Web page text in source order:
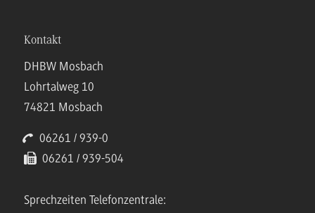
Kontakt
DHBW Mosbach
Lohrtalweg 10
74821 Mosbach
06261 / 939-0
06261 / 939-504
Sprechzeiten Telefonzentrale: